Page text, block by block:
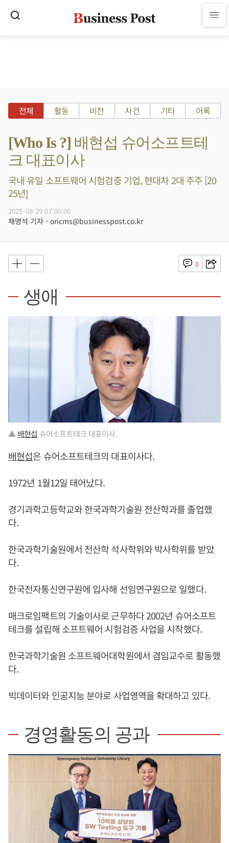
전체 활동 비전 사건 기타 어록
[Who Is ?] 배현섭 슈어소프트테
크 대표이사
국내 유일 소프트웨어 시험검증 기업, 현대차 2대 주주 [20
25년]
2025-08-29 07:00:00
채명석 기자 - oricms@businesspost.co.kr
0
생애
▲ 배현섭 슈어소프트테크 대표이사.
배현섭은 슈어소프트테크의 대표이사다.
1972년 1월12일 태어났다.
경기과학고등학교와 한국과학기술원 전산학과를 졸업했
다.
한국과학기술원에서 전산학 석사학위와 박사학위를 받았
다.
한국전자통신연구원에 입사해 선임연구원으로 일했다.
매크로임팩트의 기술이사로 근무하다 2002년 슈어소프트
테크를 설립해 소프트웨어 시험검증 사업을 시작했다.
한국과학기술원 소프트웨어대학원에서 겸임교수로 활동했
다.
빅데이터와 인공지능 분야로 사업영역을 확대하고 있다.
경영활동의 공과